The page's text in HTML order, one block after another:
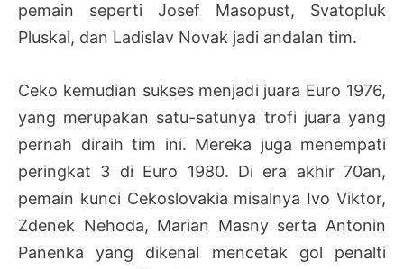
pemain seperti Josef Masopust, Svatopluk
Pluskal, dan Ladislav Novak jadi andalan tim.
Ceko kemudian sukses menjadi juara Euro 1976,
yang merupakan satu-satunya trofi juara yang
pernah diraih tim ini. Mereka juga menempati
peringkat 3 di Euro 1980. Di era akhir 70an,
pemain kunci Cekoslovakia misalnya Ivo Viktor,
Zdenek Nehoda, Marian Masny serta Antonin
Panenka yang dikenal mencetak gol penalti